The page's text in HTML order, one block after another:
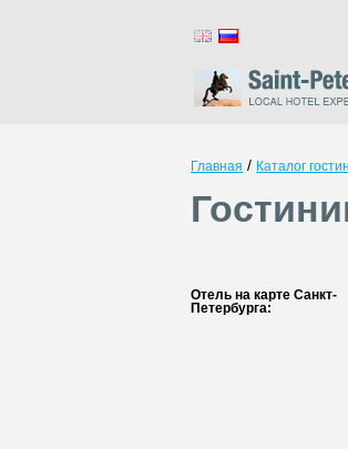
Главная / Каталог
Отель на карте Санкт-
Петербурга: